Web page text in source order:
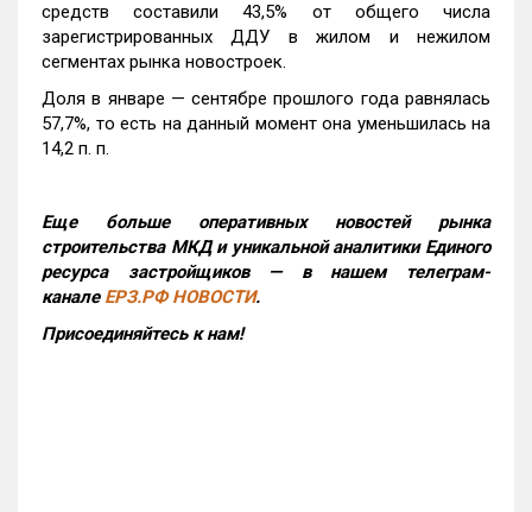
средств составили 43,5% от общего числа
зарегистрированных ДДУ в жилом и нежилом
сегментах рынка новостроек.
Доля в январе — сентябре прошлого года равнялась
57,7%, то есть на данный момент она уменьшилась на
14,2 п. п.
Еще больше оперативных новостей рынка
строительства МКД и уникальной аналитики Единого
ресурса застройщиков — в нашем телеграм-
канале ЕРЗ.РФ НОВОСТИ.
Присоединяйтесь к нам!